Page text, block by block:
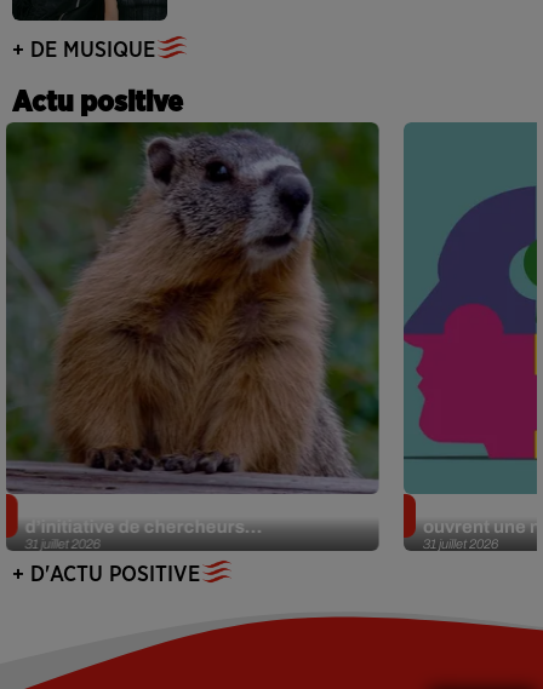
+ DE MUSIQUE
Actu positive
31 juillet 2026
d’initiative de chercheurs...
31 juillet 2026
ouvrent une
+ D'ACTU POSITIVE